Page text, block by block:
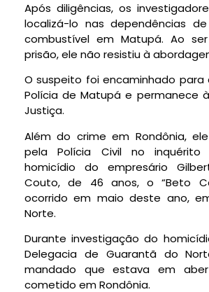
Após diligências, os
localizá-lo nas dependências
combustível em Matupá. Ao
prisão, ele não resistiu à
O suspeito foi encaminhado para
Polícia de Matupá e permanece
Justiça.
Além do crime em Rondônia,
pela Polícia Civil no
homicídio do empresário
Couto, de 46 anos, o “Beto
ocorrido em maio deste ano,
Norte.
Durante investigação do
Delegacia de Guarantã do
mandado que estava em
cometido em Rondônia.